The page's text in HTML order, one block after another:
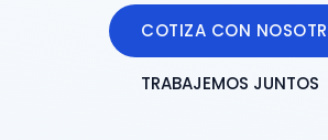
COTIZA CON
TRABAJEMOS JUNTOS